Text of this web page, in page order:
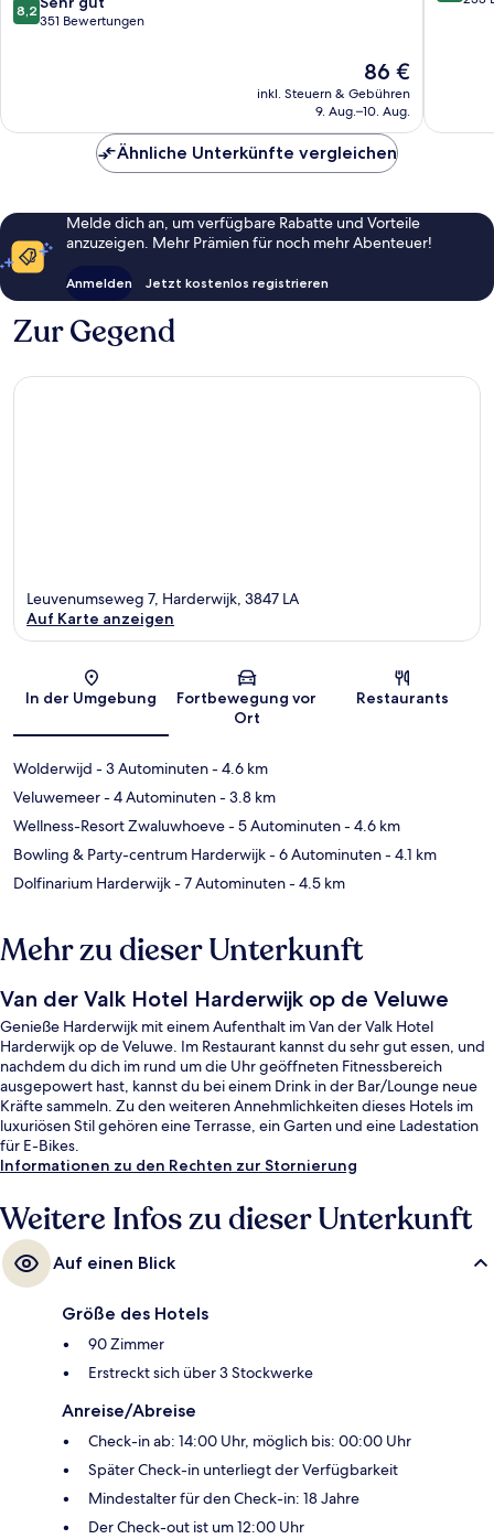
von
8,2
351 Bewertungen
Der
Preis
beträgt
86 €
inkl. Steuern & Gebühren
9. Aug.–10. Aug.
Ähnliche Unterkünfte vergleichen
Melde dich an, um verfügbare Rabatte und Vorteile
anzuzeigen. Mehr Prämien für noch mehr Abenteuer!
Anmelden Jetzt kostenlos registrieren
Zur Gegend
Karte
Leuvenumseweg 7, Harderwijk, 3847 LA
Auf Karte anzeigen
In der Umgebung
Fortbewegung vor
Ort
Restaurants
Wolderwijd - 3 Autominuten- 4.6 km
Veluwemeer- 4 Autominuten- 3.8 km
Wellness-Resort Zwaluwhoeve- 5 Autominuten- 4.6 km
Bowling & Party-centrum Harderwijk- 6 Autominuten- 4.1 km
Dolfinarium Harderwijk- 7 Autominuten- 4.5 km
Mehr zu dieser Unterkunft
Van der Valk Hotel Harderwijk op de Veluwe
Genieße Harderwijk mit einem Aufenthalt im Van der Valk Hotel
Harderwijk op de Veluwe. Im Restaurant kannst du sehr gut essen, und
nachdem du dich im rund um die Uhr geöffneten Fitnessbereich
ausgepowert hast, kannst du bei einem Drink in der Bar/Lounge neue
Kräfte sammeln. Zu den weiteren Annehmlichkeiten dieses Hotels im
luxuriösen Stil gehören eine Terrasse, ein Garten und eine Ladestation
für E-Bikes.
Informationen zu den Rechten zur Stornierung
Weitere Infos zu dieser Unterkunft
Auf einen Blick
Größe des Hotels
90 Zimmer
Erstreckt sich über 3 Stockwerke
Anreise/Abreise
Check-in ab: 14:00 Uhr, möglich bis: 00:00 Uhr
Später Check-in unterliegt der Verfügbarkeit
Mindestalter für den Check-in: 18 Jahre
Der Check-out ist um 12:00 Uhr